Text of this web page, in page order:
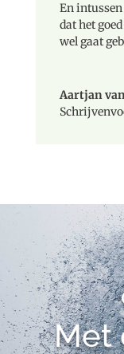
En
dat het
wel gaat
Aartjan
Met